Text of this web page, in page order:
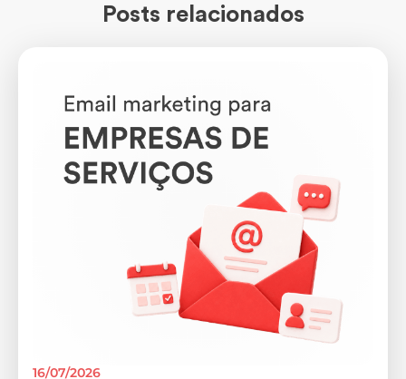
Posts relacionados
16/07/2026